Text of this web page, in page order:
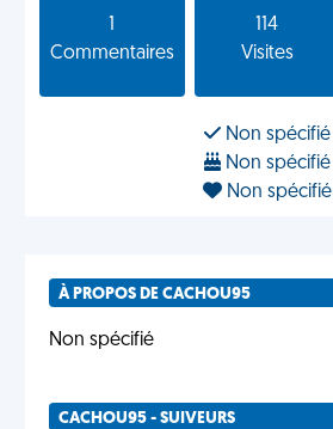
Commentaires
114
Visites
Non spécifié
Non spécifié
Non spécifié
À PROPOS DE CACHOU95
Non spécifié
CACHOU95 - SUIVEURS